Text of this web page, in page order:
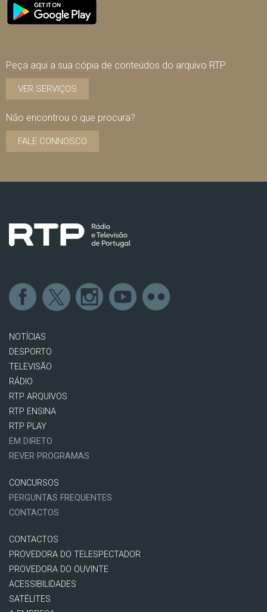
Peça aqui a sua cópia de conteúdos do arquivo RTP
VER SERVIÇOS
Não encontrou o que procura?
FALE CONNOSCO
NOTÍCIAS
DESPORTO
TELEVISÃO
RÁDIO
RTP ARQUIVOS
RTP ENSINA
RTP PLAY
EM DIRETO
REVER PROGRAMAS
CONCURSOS
PERGUNTAS FREQUENTES
CONTACTOS
CONTACTOS
PROVEDORA DO TELESPECTADOR
PROVEDORA DO OUVINTE
ACESSIBILIDADES
SATÉLITES